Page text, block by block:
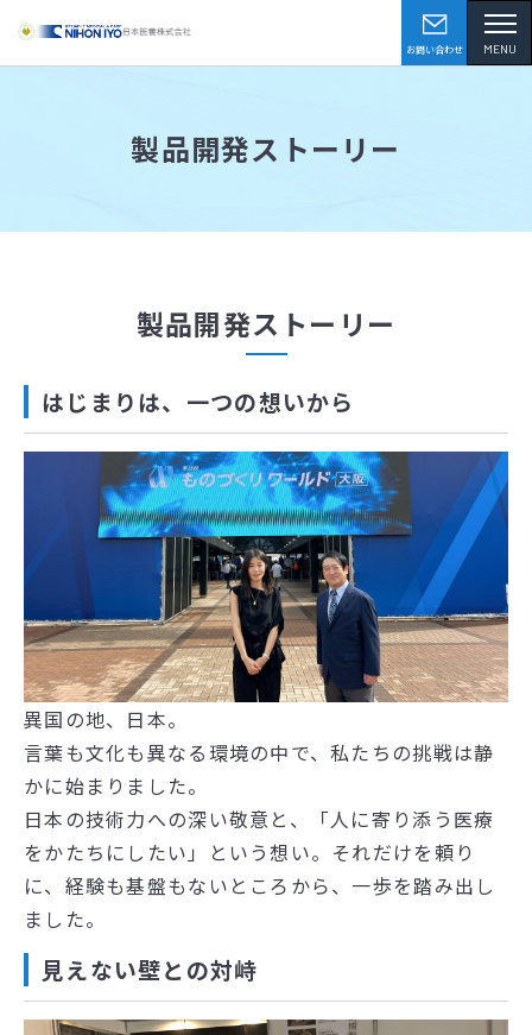
お問い合わせ MENU
製品開発ストーリー
製品開発ストーリー
はじまりは、一つの想いから
異国の地、日本。
言葉も文化も異なる環境の中で、私たちの挑戦は静
かに始まりました。
日本の技術力への深い敬意と、「人に寄り添う医療
をかたちにしたい」という想い。それだけを頼り
に、経験も基盤もないところから、一歩を踏み出し
ました。
見えない壁との対峙